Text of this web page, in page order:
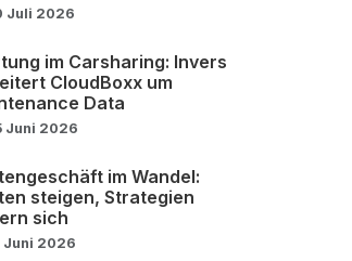
Juli 2026
im Carsharing: Invers
CloudBoxx um
Data
Juni 2026
im Wandel:
steigen, Strategien
sich
Juni 2026